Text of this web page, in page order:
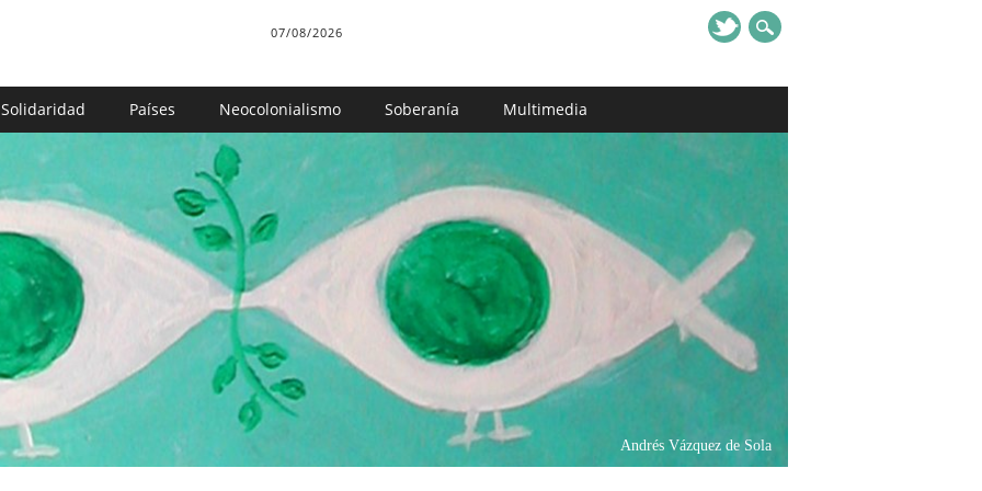
07/08/2026
Solidaridad Países Neocolonialismo Soberanía Multimedia
Andrés Vázquez de Sola